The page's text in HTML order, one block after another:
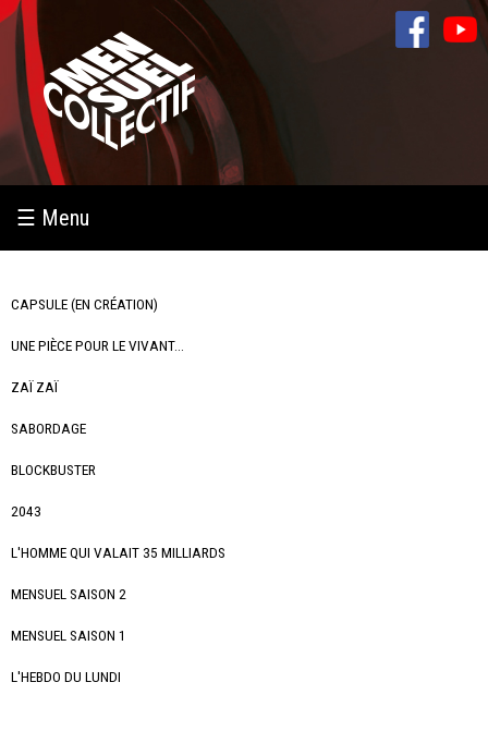
Aller au
contenu
principal
☰ Menu
CAPSULE (EN CRÉATION)
UNE PIÈCE POUR LE VIVANT...
ZAÏ ZAÏ
SABORDAGE
BLOCKBUSTER
2043
L'HOMME QUI VALAIT 35 MILLIARDS
MENSUEL SAISON 2
MENSUEL SAISON 1
L'HEBDO DU LUNDI